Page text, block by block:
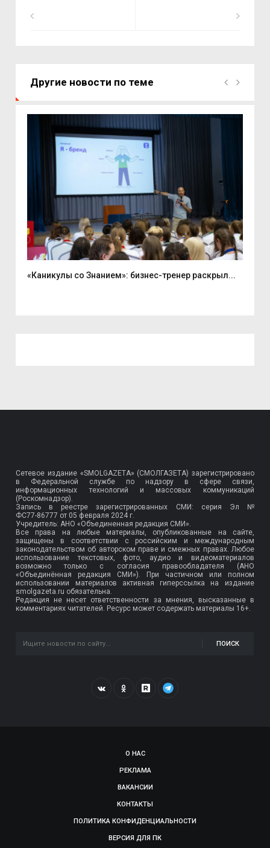
Другие новости по теме
«Каникулы со Знанием»: бизнес-тренер раскрыл...
Сетевое издание «SMOLGAZETA» (СМОЛГАЗЕТА) зарегистрировано
в Федеральной службе по надзору в сфере связи,
информационных технологий и массовых коммуникаций
(Роскомнадзор).
Запись в реестре зарегистрированных СМИ: серия Эл №
ФС77-86777 от 05 февраля 2024 г.
Учредитель: АНО «Объединенная редакция СМИ».
Все права на любые материалы, опубликованные на сайте,
защищены в соответствии с российским и международным
законодательством об авторском праве и смежных правах. Любое
использование текстовых, фото, аудио и видеоматериалов
возможно только с согласия правообладателя (АНО
«Объединённая редакция СМИ»). При частичном или полном
использовании материалов активная гиперссылка на издание
smolgazeta.ru обязательна.
Редакция не несет ответственности за мнения, высказанные в
комментариях читателей. Ресурс может содержать материалы 16+.
ПОИСК
О НАС
РЕКЛАМА
ВАКАНСИИ
КОНТАКТЫ
ПОЛИТИКА КОНФИДЕНЦИАЛЬНОСТИ
ВЕРСИЯ ДЛЯ ПК